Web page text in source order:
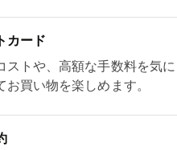
カード
ストや、高額な手数料を気に
買い物を楽しめます。